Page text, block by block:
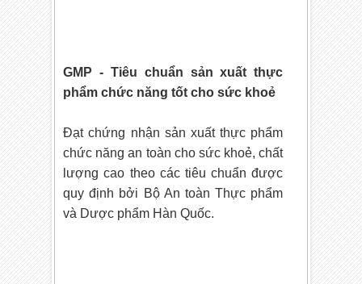
GMP - Tiêu chuẩn sản xuất thực
phẩm chức năng tốt cho sức khoẻ
Đạt chứng nhận sản xuất thực phẩm
chức năng an toàn cho sức khoẻ, chất
lượng cao theo các tiêu chuẩn được
quy định bởi Bộ An toàn Thực phẩm
và Dược phẩm Hàn Quốc.